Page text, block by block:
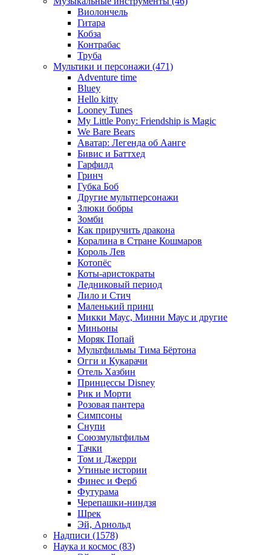
Виолончель
Гитара
Кобза
Контрабас
Труба
Мультики и персонажи (471)
Adventure time
Bluey
Hello kitty
Looney Tunes
My Little Pony: Friendship is Magic
We Bare Bears
Аватар: Легенда об Аанге
Бивис и Баттхед
Гарфилд
Гринч
Губка Боб
Другие мультперсонажи
Злюки бобры
Зомби
Как приручить дракона
Коралина в Стране Кошмаров
Король Лев
Котопёс
Коты-аристократы
Ледниковый период
Лило и Стич
Маленький принц
Микки Маус, Минни Маус и другие
Миньоны
Моряк Попай
Мультфильмы Тима Бёртона
Огги и Кукарачи
Отель Хазбин
Принцессы Disney
Рик и Морти
Розовая пантера
Симпсоны
Снупи
Союзмультфильм
Тачки
Том и Джерри
Утиные истории
Финес и Ферб
Футурама
Черепашки-ниндзя
Шрек
Эй, Арнольд
Надписи (1578)
Наука и космос (83)